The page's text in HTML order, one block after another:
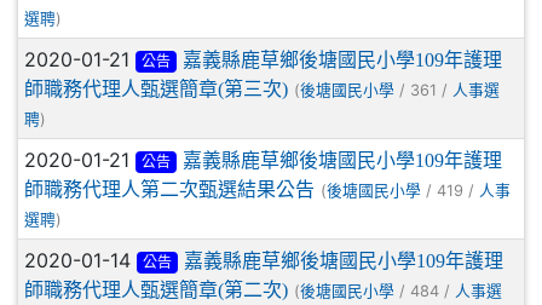
選聘)
2020-01-21 公告
嘉義縣鹿草鄉後塘國民小學109年護理
師職務代理人甄選簡章(第三次) (後塘國民小學 / 361 / 人事選
聘)
2020-01-21 公告
嘉義縣鹿草鄉後塘國民小學109年護理
師職務代理人第二次甄選結果公告 (後塘國民小學 / 419 / 人事
選聘)
2020-01-14 公告
嘉義縣鹿草鄉後塘國民小學109年護理
師職務代理人甄選簡章(第二次) (後塘國民小學 / 484 / 人事選